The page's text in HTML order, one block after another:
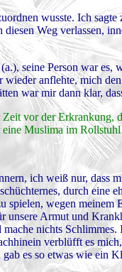
wusste. Ich
Weg verlassen,
seine Person war
anflehte, mich
war mir dann klar,
vor der
Muslima im
ich weiß nur, dass
durch eine
wegen
Armut und
nichts
verblüfft es
es so etwas wie ein